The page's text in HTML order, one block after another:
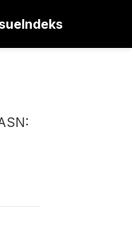
Indeks